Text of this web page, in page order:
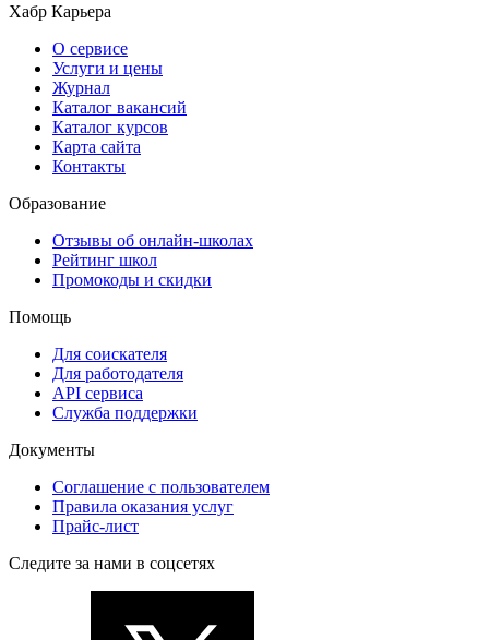
Хабр Карьера
О сервисе
Услуги и цены
Журнал
Каталог вакансий
Каталог курсов
Карта сайта
Контакты
Образование
Отзывы об онлайн-школах
Рейтинг школ
Промокоды и скидки
Помощь
Для соискателя
Для работодателя
API сервиса
Служба поддержки
Документы
Соглашение с пользователем
Правила оказания услуг
Прайс-лист
Следите за нами в соцсетях